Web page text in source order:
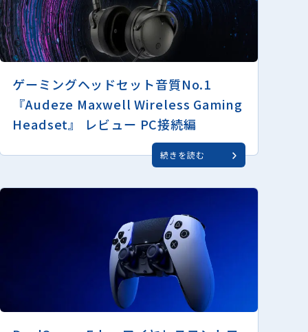
ゲーミングヘッドセット音質No.1
『Audeze Maxwell Wireless Gaming
Headset』 レビュー PC接続編
続きを読む